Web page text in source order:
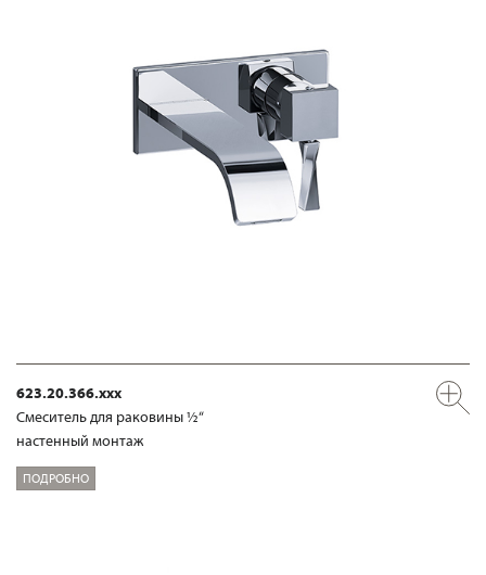
623.20.366.xxx
Смеситель для раковины ½“
настенный монтаж
ПОДРОБНО